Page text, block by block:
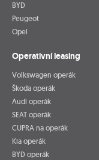
BYD
Peugeot
Opel
Operativní leasing
Volkswagen operák
Škoda operák
Audi operák
SEAT operák
CUPRA na operák
Kia operák
BYD operák